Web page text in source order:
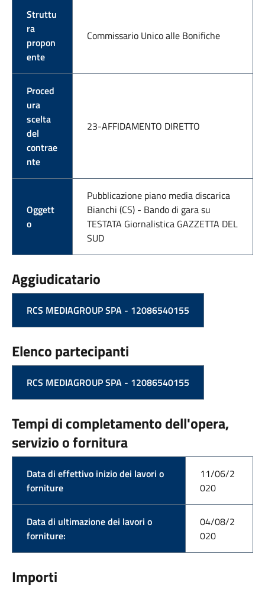
Struttu
ra
propon
ente
Commissario Unico alle Bonifiche
Proced
ura
scelta
del
contrae
nte
23-AFFIDAMENTO DIRETTO
Oggett
o
Pubblicazione piano media discarica
Bianchi (CS) - Bando di gara su
TESTATA Giornalistica GAZZETTA DEL
SUD
Aggiudicatario
RCS MEDIAGROUP SPA - 12086540155
Elenco partecipanti
RCS MEDIAGROUP SPA - 12086540155
Tempi di completamento dell'opera,
servizio o fornitura
Data di effettivo inizio dei lavori o
forniture
11/06/2
020
Data di ultimazione dei lavori o
forniture:
04/08/2
020
Importi